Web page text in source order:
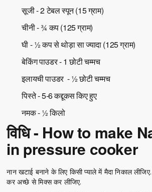
सूजी - 2 टेबल स्पून (15 ग्राम)
चीनी - ¾ कप (125 ग्राम)
घी - ½ कप से थोड़ा सा ज्यादा (125 ग्राम)
बेकिंग पाउडर - 1 छोटी चम्मच
इलायची पाउडर - ½ छोटी चम्मच
पिस्ते - 5-6 कद्दूकस किए हुए
नमक - ½ किलो
विधि - How to make
in pressure cooker
नान खटाई बनाने के लिए किसी प्याले में मैदा निकाल
कर अच्छे से मिक्स कर लीजिए.